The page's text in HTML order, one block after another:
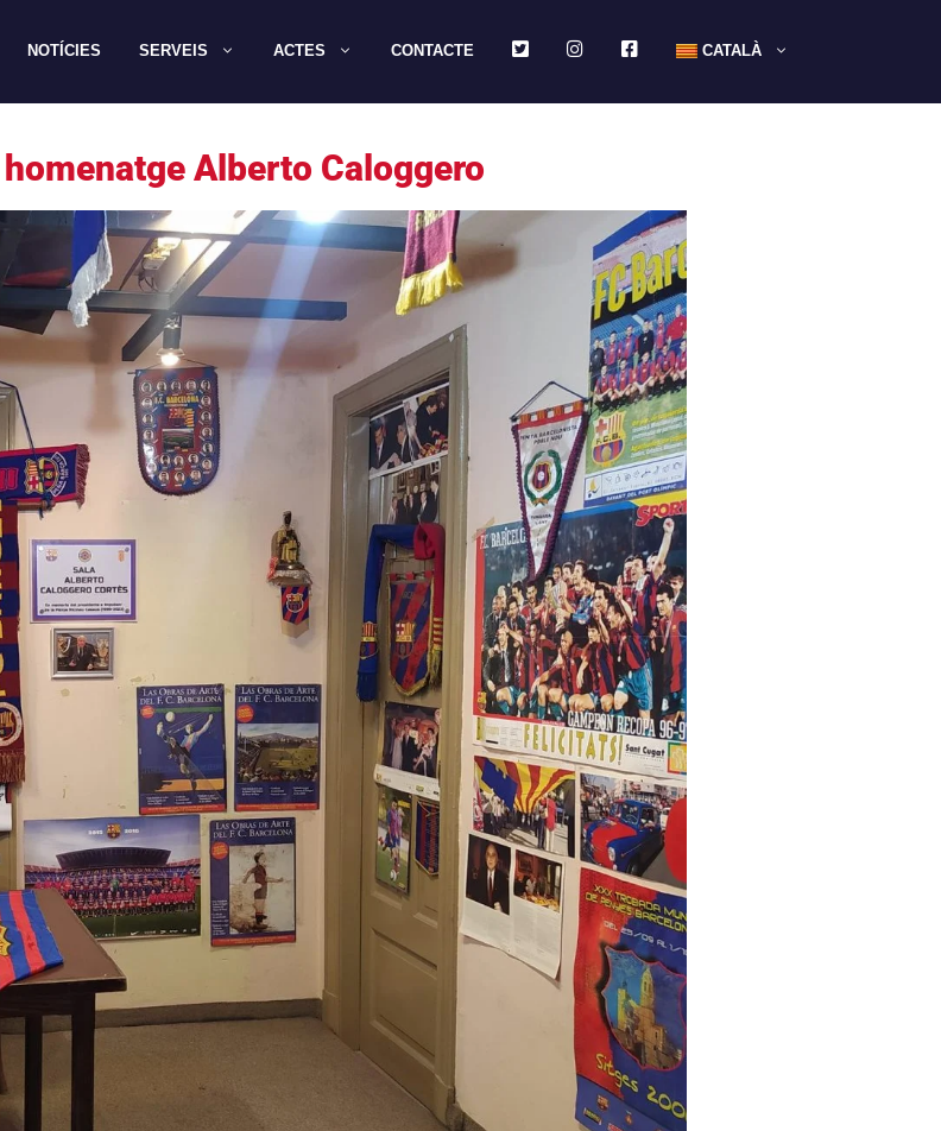
NOTÍCIES SERVEIS ACTES CONTACTE TWITTERINSTAGRAMFACEBOOKCATALÀ
Alberto Caloggero